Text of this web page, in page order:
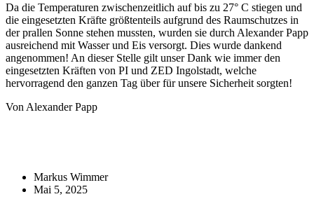
Da die Temperaturen zwischenzeitlich auf bis zu 27° C stiegen und
die eingesetzten Kräfte größtenteils aufgrund des Raumschutzes in
der prallen Sonne stehen mussten, wurden sie durch Alexander Papp
ausreichend mit Wasser und Eis versorgt. Dies wurde dankend
angenommen! An dieser Stelle gilt unser Dank wie immer den
eingesetzten Kräften von PI und ZED Ingolstadt, welche
hervorragend den ganzen Tag über für unsere Sicherheit sorgten!
Von Alexander Papp
Markus Wimmer
Mai 5, 2025